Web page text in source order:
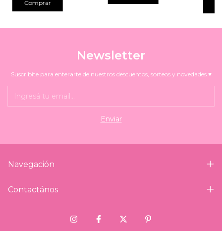
Comprar
Newsletter
Suscribite para enterarte de nuestros descuentos, sorteos y novedades ♥
Navegación
Contactános